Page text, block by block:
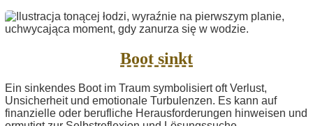
Boot sinkt
Ein sinkendes Boot im Traum symbolisiert oft Verlust,
Unsicherheit und emotionale Turbulenzen. Es kann auf
finanzielle oder berufliche Herausforderungen hinweisen und